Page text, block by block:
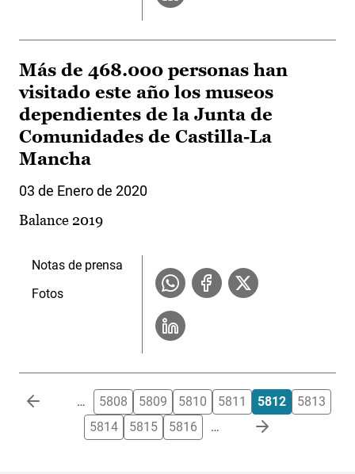
Más de 468.000 personas han
visitado este año los museos
dependientes de la Junta de
Comunidades de Castilla-La
Mancha
03 de Enero de 2020
Balance 2019
Notas de prensa
Fotos
Paginación … 5808 5809 5810 5811 5812
5813
5814
5815 5816 …